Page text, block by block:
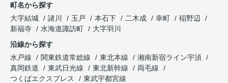
町名から探す
大字結城
諸川 玉戸 本石下 二木成 幸町
稲野辺
新福寺
水海道諏訪町
大字羽川
沿線から探す
水戸線
関東鉄道常総線 東北本線
湘南新宿ライン宇須
真岡鉄道
東武日光線 東北新幹線
両毛線
つくばエクスプレス
東武宇都宮線